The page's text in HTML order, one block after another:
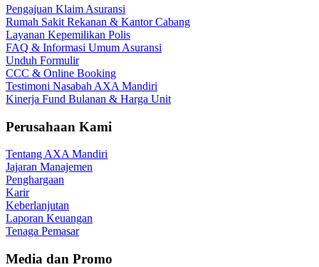
Pengajuan Klaim Asuransi
Rumah Sakit Rekanan & Kantor Cabang
Layanan Kepemilikan Polis
FAQ & Informasi Umum Asuransi
Unduh Formulir
CCC & Online Booking
Testimoni Nasabah AXA Mandiri
Kinerja Fund Bulanan & Harga Unit
Perusahaan Kami
Tentang AXA Mandiri
Jajaran Manajemen
Penghargaan
Karir
Keberlanjutan
Laporan Keuangan
Tenaga Pemasar
Media dan Promo